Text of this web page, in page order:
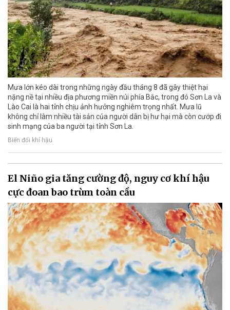
Mưa lớn kéo dài trong những ngày đầu tháng 8 đã gây thiệt hại
nặng nề tại nhiều địa phương miền núi phía Bắc, trong đó Sơn La và
Lào Cai là hai tỉnh chịu ảnh hưởng nghiêm trọng nhất. Mưa lũ
không chỉ làm nhiều tài sản của người dân bị hư hại mà còn cướp đi
sinh mạng của ba người tại tỉnh Sơn La.
Biến đổi khí hậu
El Niño gia tăng cường độ, nguy cơ khí hậu
cực đoan bao trùm toàn cầu